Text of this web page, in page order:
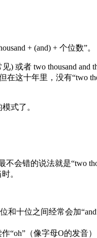
+ (and) + 个位数”。
) 或者 two thousand and
在这十年里，没有“two
式了。
会错的说法就是“two
。
和十位之间经常会加
“oh”（像字母O的发音